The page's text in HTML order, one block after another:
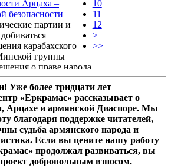
Оуэн Мерфи.
Арцаха –
безопасности
партии и
карабахского
группы
о праве народа
с
независимости
необходимо, чтобы
в
государственности и
выборах 20
своих программах и
...
10
11
12
>
>>
Уже более тридцати лет
«Еркрамас» рассказывает о
Арцахе и армянской Диаспоре. Мы
благодаря поддержке читателей,
судьба армянского народа и
Если вы цените нашу работу
продолжал развиваться, вы
добровольным взносом.